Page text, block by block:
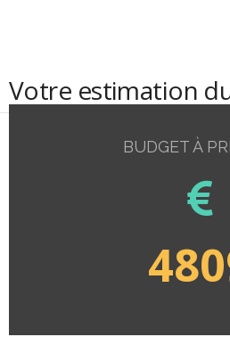
Votre estimation
BUDGET À